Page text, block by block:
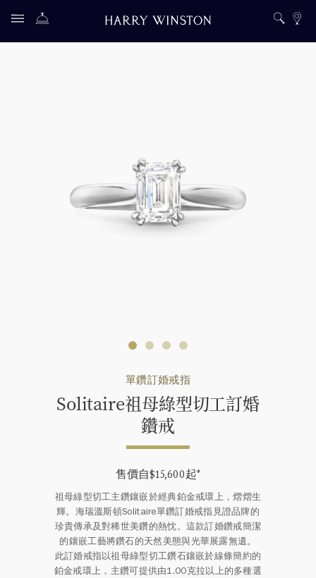
單鑽訂婚戒指
Solitaire祖母綠型切工訂婚
鑽戒
售價自$15,600起*
祖母綠型切工主鑽鑲嵌於經典鉑金戒環上，熠熠生
輝。海瑞溫斯頓Solitaire單鑽訂婚戒指見證品牌的
珍貴傳承及對稀世美鑽的熱忱。這款訂婚鑽戒簡潔
的鑲嵌工藝將鑽石的天然美態與光華展露無遺。
此訂婚戒指以祖母綠型切工鑽石鑲嵌於線條簡約的
鉑金戒環上，主鑽可提供由1.00克拉以上的多種選